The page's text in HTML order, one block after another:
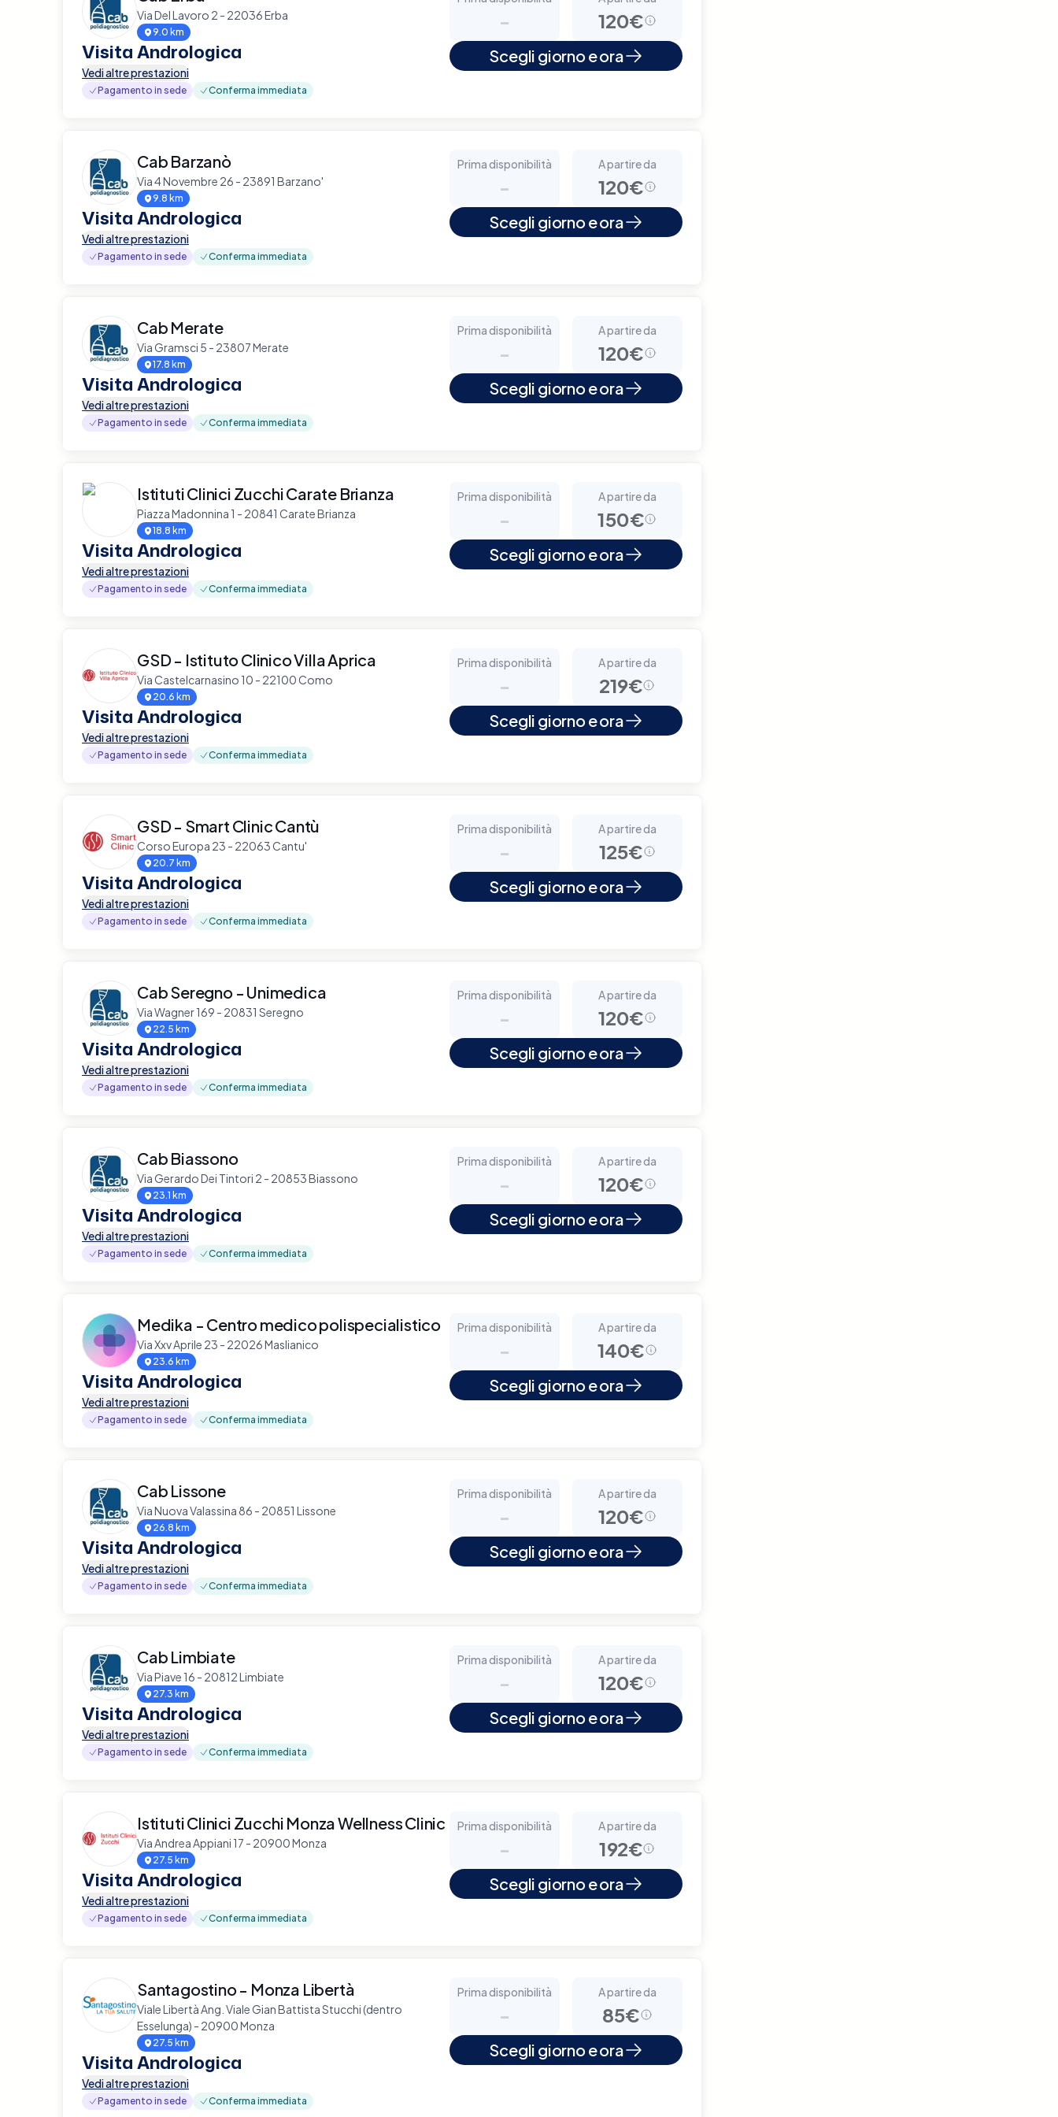
Via Del Lavoro 2 - 22036 Erba
9.0 km
Visita Andrologica
Vedi altre prestazioni
Pagamento in sede Conferma immediata
- 120€
Scegli giorno e ora
Cab Barzanò
Via 4 Novembre 26 - 23891 Barzano'
9.8 km
Visita Andrologica
Vedi altre prestazioni
Pagamento in sede Conferma immediata
Prima disponibilità
-
A partire da
120€
Scegli giorno e ora
Cab Merate
Via Gramsci 5 - 23807 Merate
17.8 km
Visita Andrologica
Vedi altre prestazioni
Pagamento in sede Conferma immediata
Prima disponibilità
-
A partire da
120€
Scegli giorno e ora
Istituti Clinici Zucchi Carate Brianza
Piazza Madonnina 1 - 20841 Carate Brianza
18.8 km
Visita Andrologica
Vedi altre prestazioni
Pagamento in sede Conferma immediata
Prima disponibilità
-
A partire da
150€
Scegli giorno e ora
GSD - Istituto Clinico Villa Aprica
Via Castelcarnasino 10 - 22100 Como
20.6 km
Visita Andrologica
Vedi altre prestazioni
Pagamento in sede Conferma immediata
Prima disponibilità
-
A partire da
219€
Scegli giorno e ora
GSD - Smart Clinic Cantù
Corso Europa 23 - 22063 Cantu'
20.7 km
Visita Andrologica
Vedi altre prestazioni
Pagamento in sede Conferma immediata
Prima disponibilità
-
A partire da
125€
Scegli giorno e ora
Cab Seregno - Unimedica
Via Wagner 169 - 20831 Seregno
22.5 km
Visita Andrologica
Vedi altre prestazioni
Pagamento in sede Conferma immediata
Prima disponibilità
-
A partire da
120€
Scegli giorno e ora
Cab Biassono
Via Gerardo Dei Tintori 2 - 20853 Biassono
23.1 km
Visita Andrologica
Vedi altre prestazioni
Pagamento in sede Conferma immediata
Prima disponibilità
-
A partire da
120€
Scegli giorno e ora
Medika - Centro medico polispecialistico
Via Xxv Aprile 23 - 22026 Maslianico
23.6 km
Visita Andrologica
Vedi altre prestazioni
Pagamento in sede Conferma immediata
Prima disponibilità
-
A partire da
140€
Scegli giorno e ora
Cab Lissone
Via Nuova Valassina 86 - 20851 Lissone
26.8 km
Visita Andrologica
Vedi altre prestazioni
Pagamento in sede Conferma immediata
Prima disponibilità
-
A partire da
120€
Scegli giorno e ora
Cab Limbiate
Via Piave 16 - 20812 Limbiate
27.3 km
Visita Andrologica
Vedi altre prestazioni
Pagamento in sede Conferma immediata
Prima disponibilità
-
A partire da
120€
Scegli giorno e ora
Istituti Clinici Zucchi Monza Wellness Clinic
Via Andrea Appiani 17 - 20900 Monza
27.5 km
Visita Andrologica
Vedi altre prestazioni
Pagamento in sede Conferma immediata
Prima disponibilità
-
A partire da
192€
Scegli giorno e ora
Santagostino - Monza Libertà
Viale Libertà Ang. Viale Gian Battista Stucchi (dentro
Esselunga) - 20900 Monza
27.5 km
Visita Andrologica
Vedi altre prestazioni
Pagamento in sede Conferma immediata
Prima disponibilità
-
A partire da
85€
Scegli giorno e ora